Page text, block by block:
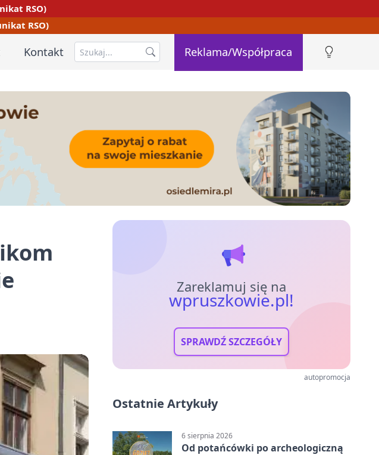
RSO)
RSO)
Kontakt Reklama/Współpraca
Zareklamuj się na
wpruszkowie.pl!
SPRAWDŹ SZCZEGÓŁY
autopromocja
Ostatnie Artykuły
6 sierpnia 2026
Od potańcówki po archeologiczną